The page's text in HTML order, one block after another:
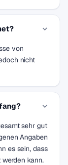
von
nicht
sehr gut
Angaben
es sein, dass
kann.